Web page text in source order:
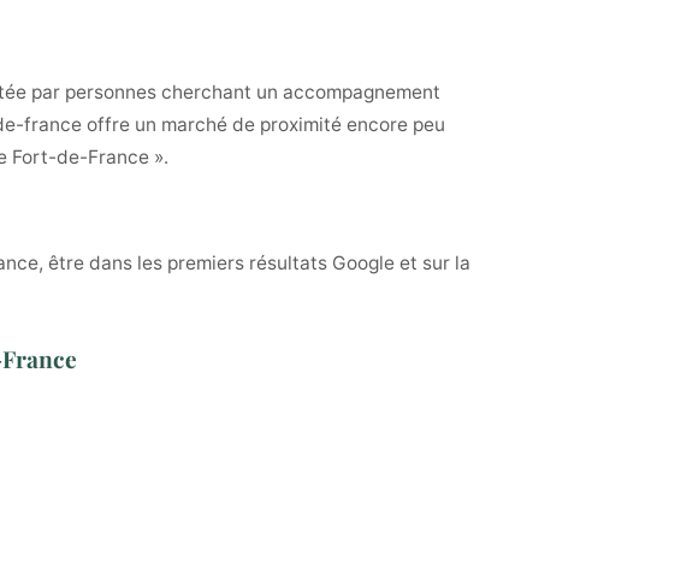
par personnes cherchant un accompagnement
france offre un marché de proximité encore peu
Fort-de-France ».
être dans les premiers résultats Google et sur la